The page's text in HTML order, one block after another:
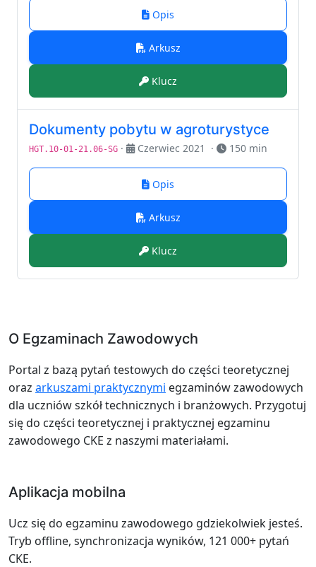
Opis
Arkusz
Klucz
Dokumenty pobytu w agroturystyce
HGT.10-01-21.06-SG · Czerwiec 2021 · 150 min
Opis
Arkusz
Klucz
O Egzaminach Zawodowych
Portal z bazą pytań testowych do części teoretycznej
oraz arkuszami praktycznymi egzaminów zawodowych
dla uczniów szkół technicznych i branżowych. Przygotuj
się do części teoretycznej i praktycznej egzaminu
zawodowego CKE z naszymi materiałami.
Aplikacja mobilna
Ucz się do egzaminu zawodowego gdziekolwiek jesteś.
Tryb offline, synchronizacja wyników, 121 000+ pytań
CKE.